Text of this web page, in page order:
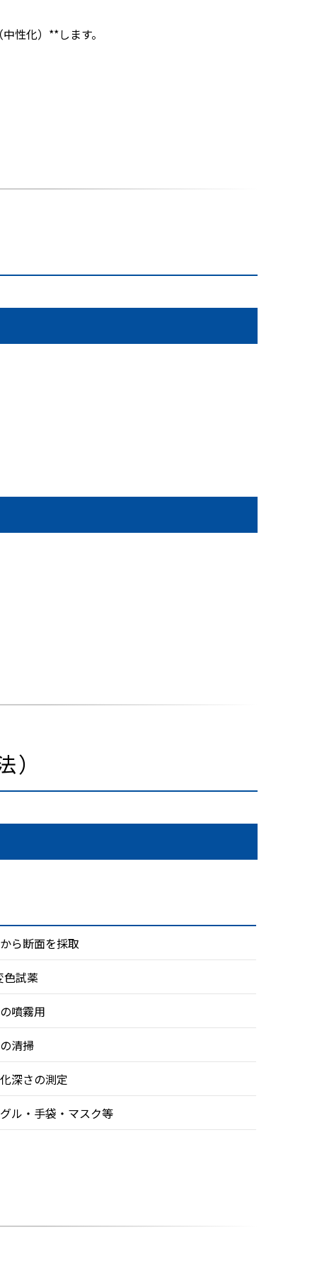
性化）**します。
ら断面を採取
試薬
噴霧用
清掃
深さの測定
ル・手袋・マスク等